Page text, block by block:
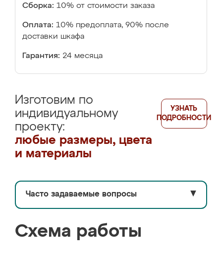
Сборка: 10% от стоимости заказа
Оплата: 10% предоплата, 90% после
доставки шкафа
Гарантия: 24 месяца
Изготовим по
индивидуальному
проекту:
любые размеры, цвета
и материалы
УЗНАТЬ
ПОДРОБНОСТИ
Часто задаваемые вопросы ▼
Схема работы